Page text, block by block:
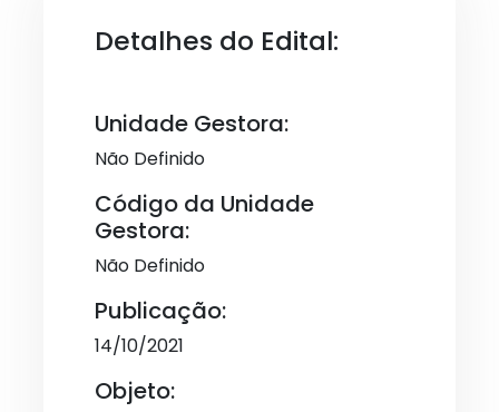
Detalhes do Edital:
Unidade Gestora:
Não Definido
Código da Unidade
Gestora:
Não Definido
Publicação:
14/10/2021
Objeto: